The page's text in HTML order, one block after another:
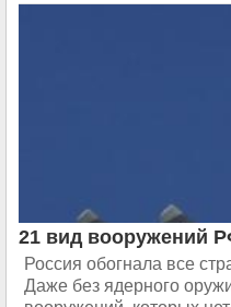
21 вид вооружений
Россия обогнала все
Даже без ядерного